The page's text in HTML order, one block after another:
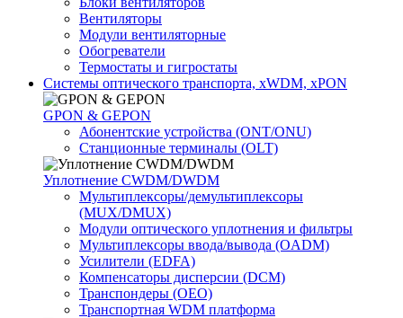
Вентиляторы
Модули вентиляторные
Обогреватели
Термостаты и гигростаты
Системы оптического транспорта, xWDM, xPON
GPON & GEPON
Абонентские устройства (ONT/ONU)
Станционные терминалы (OLT)
Уплотнение CWDM/DWDM
Мультиплексоры/демультиплексоры
(MUX/DMUX)
Модули оптического уплотнения и фильтры
Мультиплексоры ввода/вывода (OADM)
Усилители (EDFA)
Компенсаторы дисперсии (DCM)
Транспондеры (OEO)
Транспортная WDM платформа